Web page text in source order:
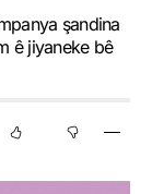
şandina
ê jiyaneke bê